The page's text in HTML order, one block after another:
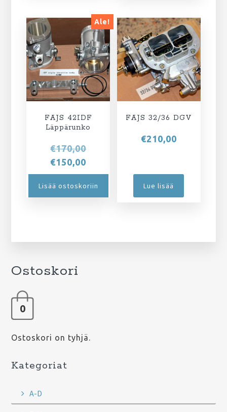
Ale!
FAJS 42IDF
Läppärunko
€170,00Alkuperäinen
oli:
€170,00.
€150,00
hinta
on:
Lisää ostoskoriin
FAJS 32/36 DGV
€210,00
Lue lisää
Ostoskori
0
Ostoskori on tyhjä.
Kategoriat
A-D